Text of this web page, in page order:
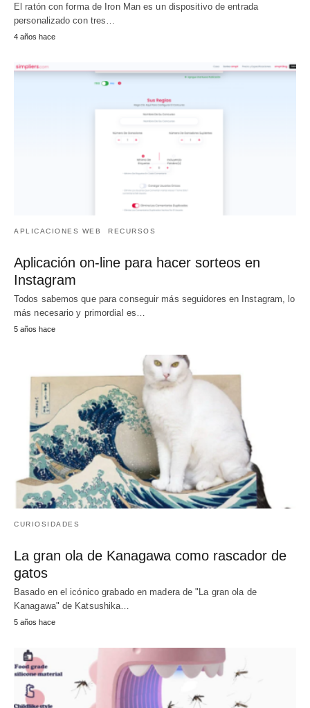
El ratón con forma de Iron Man es un dispositivo de entrada
personalizado con tres…
4 años hace
APLICACIONES WEB RECURSOS
Aplicación on-line para hacer sorteos en
Instagram
Todos sabemos que para conseguir más seguidores en Instagram, lo
más necesario y primordial es…
5 años hace
CURIOSIDADES
La gran ola de Kanagawa como rascador de
gatos
Basado en el icónico grabado en madera de "La gran ola de
Kanagawa" de Katsushika…
5 años hace